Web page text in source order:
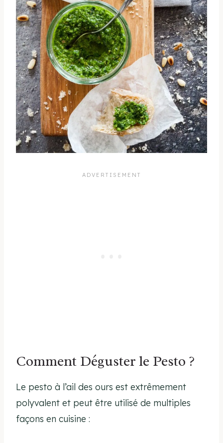
Comment Déguster le Pesto ?
Le pesto à l’ail des ours est extrêmement
polyvalent et peut être utilisé de multiples
façons en cuisine :